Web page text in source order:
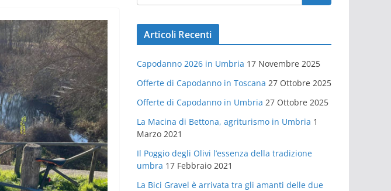
Articoli Recenti
Capodanno 2026 in Umbria 17 Novembre 2025
Offerte di Capodanno in Toscana 27 Ottobre 2025
Offerte di Capodanno in Umbria 27 Ottobre 2025
La Macina di Bettona, agriturismo in Umbria 1
Marzo 2021
Il Poggio degli Olivi l’essenza della tradizione
umbra 17 Febbraio 2021
La Bici Gravel è arrivata tra gli amanti delle due